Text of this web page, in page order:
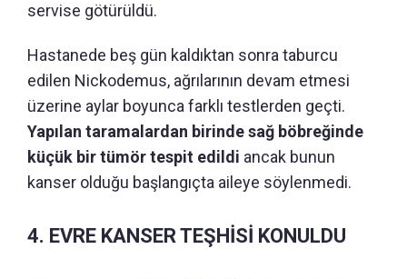
servise götürüldü.
Hastanede beş gün kaldıktan sonra taburcu
edilen Nickodemus, ağrılarının devam etmesi
üzerine aylar boyunca farklı testlerden geçti.
Yapılan taramalardan birinde sağ böbreğinde
küçük bir tümör tespit edildi ancak bunun
kanser olduğu başlangıçta aileye söylenmedi.
4. EVRE KANSER TEŞHİSİ KONULDU